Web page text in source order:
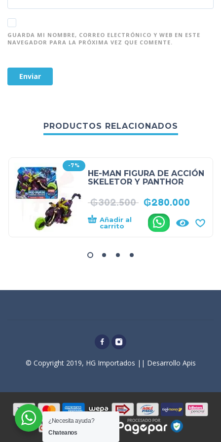
GUARDA MI NOMBRE, CORREO ELECTRÓNICO Y WEB EN ESTE
NAVEGADOR PARA LA PRÓXIMA VEZ QUE COMENTE.
PRODUCTOS RELACIONADOS
-7%
HE-MAN FIGURA DE ACCIÓN
SKELETOR Y PANTHOR
₲302.500 ₲280.000
Añadir al
carrito
.
© Copyright 2019, HG Importados || Desarrollo Apis
¿Necesita ayuda?
Chateanos